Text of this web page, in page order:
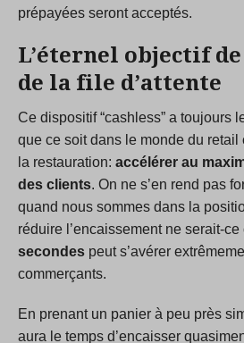
prépayées seront acceptés.
L’éternel objectif
de la file d’attente
Ce dispositif “cashless” a toujours
que ce soit dans le monde du
la restauration: accélérer au
des clients. On ne s’en rend pas
quand nous sommes dans la
réduire l’encaissement ne serait-ce
secondes peut s’avérer
commerçants.
En prenant un panier à peu près
aura le temps d’encaisser